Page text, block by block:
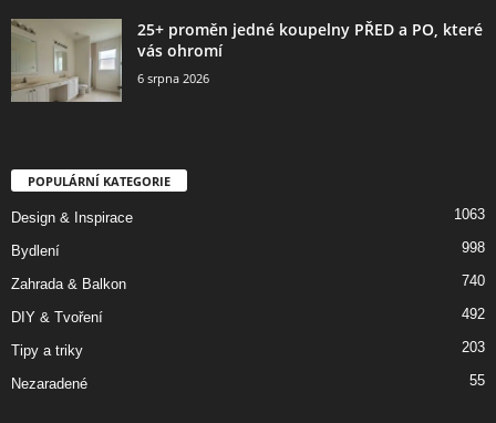
25+ proměn jedné koupelny PŘED a PO, které
vás ohromí
6 srpna 2026
POPULÁRNÍ KATEGORIE
Design & Inspirace 1063
Bydlení 998
Zahrada & Balkon 740
DIY & Tvoření 492
Tipy a triky 203
Nezaradené 55